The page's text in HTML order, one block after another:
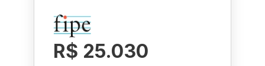
R$ 25.030